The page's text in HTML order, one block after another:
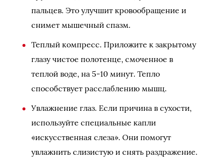
пальцев. Это улучшит кровообращение и
снимет мышечный спазм.
Теплый компресс. Приложите к закрытому
глазу чистое полотенце, смоченное в
теплой воде, на 5-10 минут. Тепло
способствует расслаблению мышц.
Увлажнение глаз. Если причина в сухости,
используйте специальные капли
«искусственная слеза». Они помогут
увлажнить слизистую и снять раздражение.